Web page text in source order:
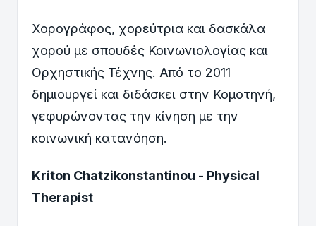
Χορογράφος, χορεύτρια και δασκάλα
χορού με σπουδές Κοινωνιολογίας και
Ορχηστικής Τέχνης. Από το 2011
δημιουργεί και διδάσκει στην Κομοτηνή,
γεφυρώνοντας την κίνηση με την
κοινωνική κατανόηση.
Kriton Chatzikonstantinou - Physical
Therapist